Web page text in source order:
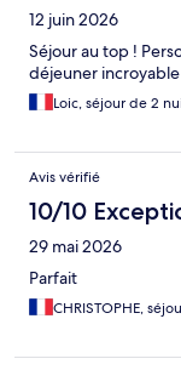
12 juin 2026
Séjour au top !
déjeuner incroyable
Loic, séjour de 2
Avis vérifié
10/10
29 mai 2026
Parfait
CHRISTOPHE,